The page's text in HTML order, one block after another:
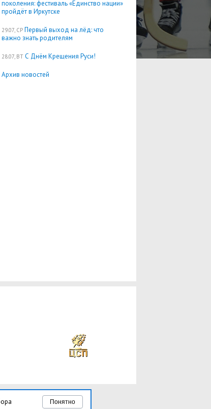
поколения: фестиваль «Единство нации»
пройдёт в Иркутске
29.07, СР Первый выход на лёд: что
важно знать родителям
28.07, ВТ С Днём Крещения Руси!
Архив новостей
Понятно